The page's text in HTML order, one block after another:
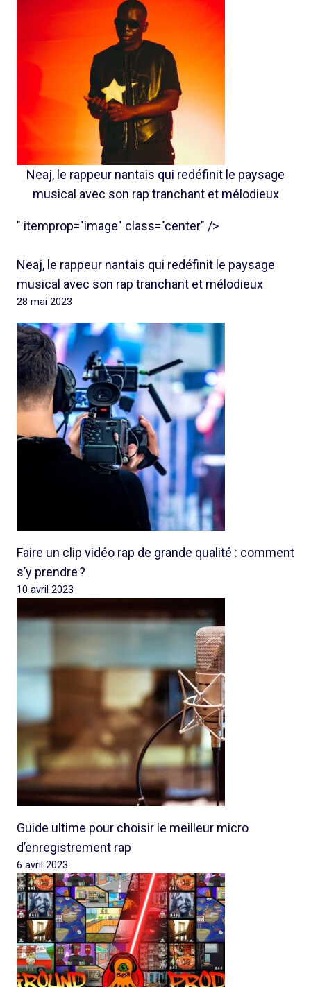
Neaj, le rappeur nantais qui redéfinit le paysage
musical avec son rap tranchant et mélodieux
" itemprop="image" class="center" />
Neaj, le rappeur nantais qui redéfinit le paysage
musical avec son rap tranchant et mélodieux
28 mai 2023
Faire un clip vidéo rap de grande qualité : comment
s’y prendre ?
10 avril 2023
Guide ultime pour choisir le meilleur micro
d’enregistrement rap
6 avril 2023